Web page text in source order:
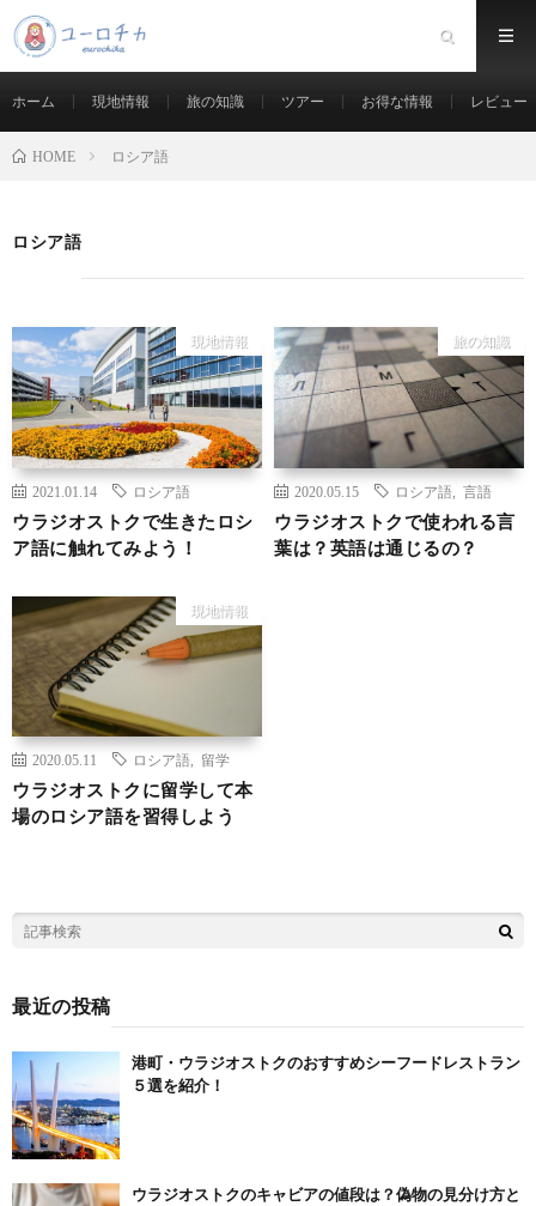
ホーム 現地情報 旅の知識 ツアー お得な情報 レビュー
HOME ロシア語
ロシア語
現地情報
2021.01.14 ロシア語
ウラジオストクで生きたロシ
ア語に触れてみよう！
旅の知識
2020.05.15 ロシア語 言語
ウラジオストクで使われる言
葉は？英語は通じるの？
現地情報
2020.05.11 ロシア語 留学
ウラジオストクに留学して本
場のロシア語を習得しよう
最近の投稿
港町・ウラジオストクのおすすめシーフードレストラン
５選を紹介！
ウラジオストクのキャビアの値段は？偽物の見分け方と